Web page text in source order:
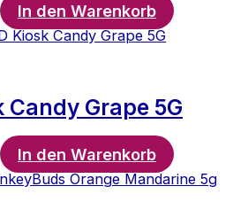
Aktueller
In den Warenkorb
Candy Grape 5G
Aktueller
In den Warenkorb